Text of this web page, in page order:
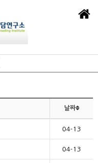
날짜
04-13
04-13